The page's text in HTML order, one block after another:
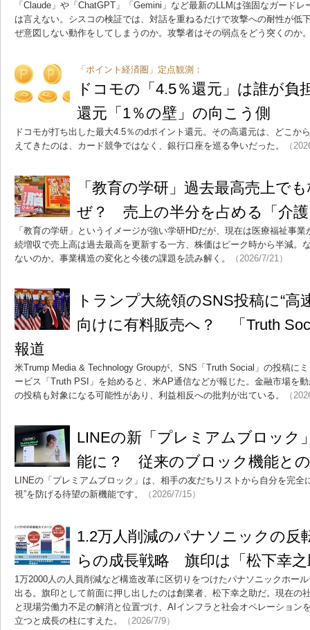
「Claude」や「ChatGPT」「Gemini」など最新のLLMは強固なガード
は言えない。シスコの検証では、対話を重ねるだけで攻撃への耐性が低
ぜ意図しない動作をしてしまうのか。攻撃者はその弱点をどう突くのか
「ポイント経済圏」定点観測：
ドコモの「4.5％還元」は誰が
還元「1％の壁」の向こう側
ドコモが打ち出した最大4.5％のdポイント還元。その高還元は、どこか
えてきたのは、カード競争ではなく、銀行口座を巡る争いだった。
（
「教育の学研」過去最高売上で
ぜ？ 売上の半分を占める「介
「教育の学研」というイメージが強い学研HDだが、現在は医療福祉事
続増収で売上高は過去最高を更新する一方、株価はピーク時から半減。
ないのか。事業構造の変化と今後の課題を読み解く。
（2026/7/21）
トランプ大統領のSNS投稿に“高
向けに有料販売へ？ 「Truth
報道
米Trump Media & Technology Groupが、SNS「Truth Social」の投稿に
ービス「Truth PSI」を始めると、米AP通信などが報じた。金融市場を
の投稿も対象になる可能性があり、利益相反への批判が出ている。
（
LINEの新「プレミアムブロック
能に？ 従来のブロック機能と
LINEの「プレミアムブロック」は、相手の友だちリストから自分を完全
視”を防げる待望の新機能です。
（2026/7/15）
1.2万人削減のパナソニックの
らの成長戦略 旗印は「松下幸之
1万2000人の人員削減など構造改革に区切りをつけたパナソニックホー
出る。旗印として前面に押し出したのは創業者、松下幸之助だ。現在の
と現場労働力不足の解消と位置づけ、AIインフラと社会オペレーション
立つと成長の柱にすえた。
（2026/7/9）